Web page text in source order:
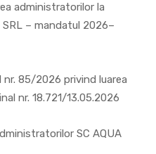
administratorilor la
SRL – mandatul 2026–
nr. 85/2026 privind luarea
nr. 18.721/13.05.2026
SC AQUA